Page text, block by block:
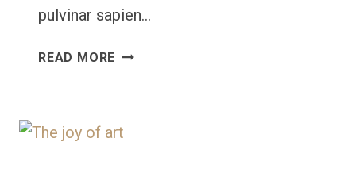
pulvinar sapien…
READ MORE SUCCESS